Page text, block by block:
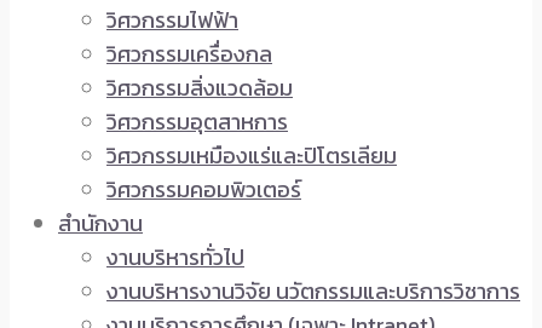
วิศวกรรมไฟฟ้า
วิศวกรรมเครื่องกล
วิศวกรรมสิ่งแวดล้อม
วิศวกรรมอุตสาหการ
วิศวกรรมเหมืองแร่และปิโตรเลียม
วิศวกรรมคอมพิวเตอร์
สำนักงาน
งานบริหารทั่วไป
งานบริหารงานวิจัย นวัตกรรมและบริการวิชาการ